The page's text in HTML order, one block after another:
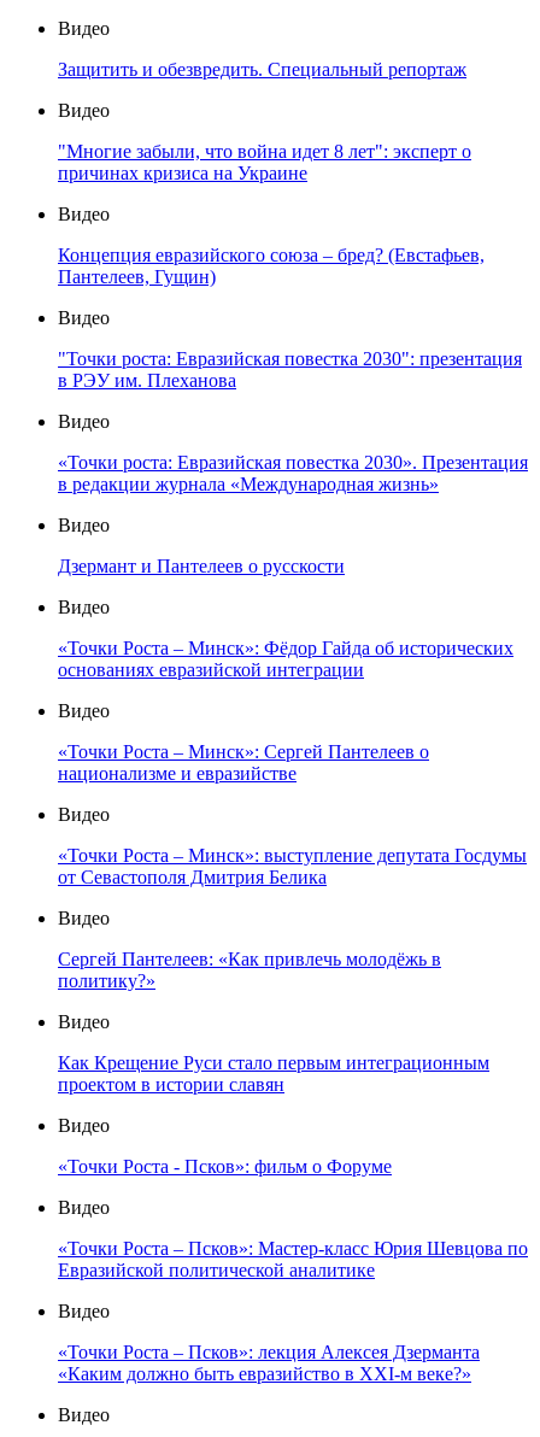
Видео
Защитить и обезвредить. Специальный репортаж
Видео
"Многие забыли, что война идет 8 лет": эксперт о
причинах кризиса на Украине
Видео
Концепция евразийского союза – бред? (Евстафьев,
Пантелеев, Гущин)
Видео
"Точки роста: Евразийская повестка 2030": презентация
в РЭУ им. Плеханова
Видео
«Точки роста: Евразийская повестка 2030». Презентация
в редакции журнала «Международная жизнь»
Видео
Дзермант и Пантелеев о русскости
Видео
«Точки Роста – Минск»: Фёдор Гайда об исторических
основаниях евразийской интеграции
Видео
«Точки Роста – Минск»: Сергей Пантелеев о
национализме и евразийстве
Видео
«Точки Роста – Минск»: выступление депутата Госдумы
от Севастополя Дмитрия Белика
Видео
Сергей Пантелеев: «Как привлечь молодёжь в
политику?»
Видео
Как Крещение Руси стало первым интеграционным
проектом в истории славян
Видео
«Точки Роста - Псков»: фильм о Форуме
Видео
«Точки Роста – Псков»: Мастер-класс Юрия Шевцова по
Евразийской политической аналитике
Видео
«Точки Роста – Псков»: лекция Алексея Дзерманта
«Каким должно быть евразийство в XXI-м веке?»
Видео